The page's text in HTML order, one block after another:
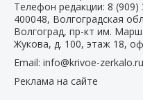
Телефон редакции: 8 (909)
400048, Волгоградская
Волгоград, пр-кт им.
Жукова, д. 100, этаж 18,
Email: info@krivoe-zerkalo.ru
Реклама на сайте